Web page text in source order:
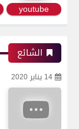
youtube
الشائع
14 يناير 2020